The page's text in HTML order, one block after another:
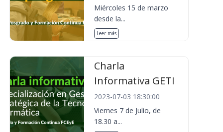
Miércoles 15 de marzo
desde la...
Leer más
Charla
Informativa GETI
2023-07-03 18:30:00
Viernes 7 de Julio, de
18.30 a...